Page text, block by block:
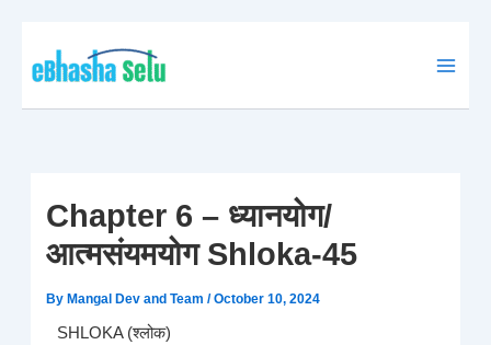
content
Chapter 6 – ध्यानयोग/
आत्मसंयमयोग Shloka-45
By Mangal Dev and Team/October 10, 2024
SHLOKA (श्लोक)